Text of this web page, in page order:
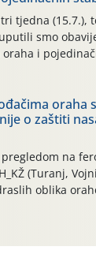
[…]tjedna (15.7.),
smo
i
“toplinski
dana (31.7.-
[…]
oraha
o zaštiti
na
(Turanj,
oblika
Niska
o mladim